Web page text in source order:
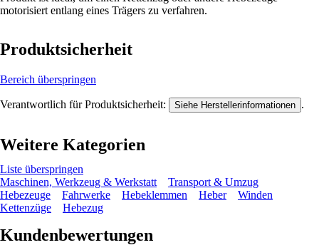
motorisiert entlang eines Trägers zu verfahren.
Produktsicherheit
Bereich überspringen
Verantwortlich für Produktsicherheit: Siehe Herstellerinformationen .
Weitere Kategorien
Liste überspringen
Maschinen, Werkzeug & Werkstatt
Transport & Umzug
Hebezeuge
Fahrwerke Hebeklemmen Heber
Winden
Kettenzüge
Hebezug
Kundenbewertungen